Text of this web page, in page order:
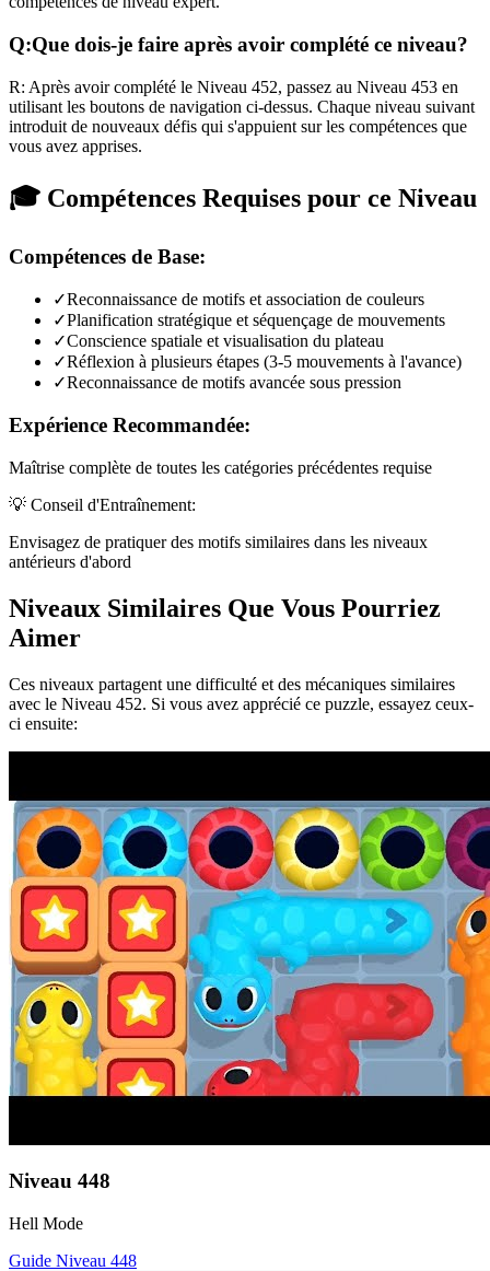
Q:Que dois-je faire après avoir complété ce niveau?
R: Après avoir complété le Niveau 452, passez au Niveau 453 en
utilisant les boutons de navigation ci-dessus. Chaque niveau suivant
introduit de nouveaux défis qui s'appuient sur les compétences que
vous avez apprises.
🎓 Compétences Requises pour ce Niveau
Compétences de Base:
✓Reconnaissance de motifs et association de couleurs
✓Planification stratégique et séquençage de mouvements
✓Conscience spatiale et visualisation du plateau
✓Réflexion à plusieurs étapes (3-5 mouvements à l'avance)
✓Reconnaissance de motifs avancée sous pression
Expérience Recommandée:
Maîtrise complète de toutes les catégories précédentes requise
💡 Conseil d'Entraînement:
Envisagez de pratiquer des motifs similaires dans les niveaux
antérieurs d'abord
Niveaux Similaires Que Vous Pourriez
Aimer
Ces niveaux partagent une difficulté et des mécaniques similaires
avec le Niveau 452. Si vous avez apprécié ce puzzle, essayez ceux-
ci ensuite:
Niveau 448
Hell Mode
Guide Niveau 448